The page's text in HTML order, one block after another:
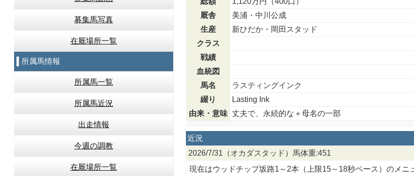
募集馬写真
在厩場所一覧
所属馬情報
所属馬一覧
所属馬近況
出走情報
今週の調教
在厩場所一覧
厩舎
美浦・中川公成
生産
新ひだか・岡田スタッド
クラス
戦績
血統図
馬名
ラスティングインク
綴り
Lasting Ink
由来・意味 丈夫で、永続的な＋母名の一部
近況
2026/7/31（オカダスタッド）馬体重:451
現在はウッドチップ坂路1～2本（上限15～18秒ペース）のメニ